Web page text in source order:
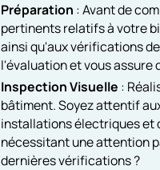
Préparation : Avant de
pertinents relatifs à votre
ainsi qu'aux vérifications
l'évaluation et vous assure
Inspection Visuelle :
bâtiment. Soyez attentif
installations électriques et
nécessitant une attention
dernières vérifications ?